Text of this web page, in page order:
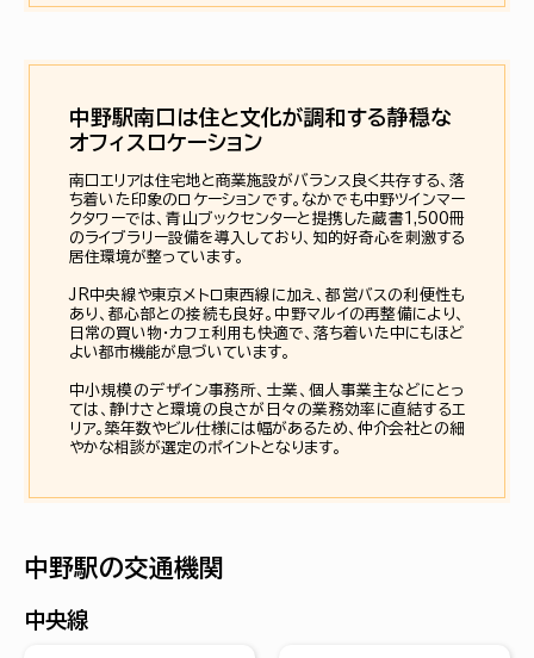
中野駅南口は住と文化が調和する静穏な
オフィスロケーション
南口エリアは住宅地と商業施設がバランス良く共存する、落
ち着いた印象のロケーションです。なかでも中野ツインマー
クタワーでは、青山ブックセンターと提携した蔵書1,500冊
のライブラリー設備を導入しており、知的好奇心を刺激する
居住環境が整っています。
JR中央線や東京メトロ東西線に加え、都営バスの利便性も
あり、都心部との接続も良好。中野マルイの再整備により、
日常の買い物・カフェ利用も快適で、落ち着いた中にもほど
よい都市機能が息づいています。
中小規模のデザイン事務所、士業、個人事業主などにとっ
ては、静けさと環境の良さが日々の業務効率に直結するエ
リア。築年数やビル仕様には幅があるため、仲介会社との細
やかな相談が選定のポイントとなります。
中野駅の交通機関
中央線